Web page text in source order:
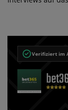
Verifiziert im